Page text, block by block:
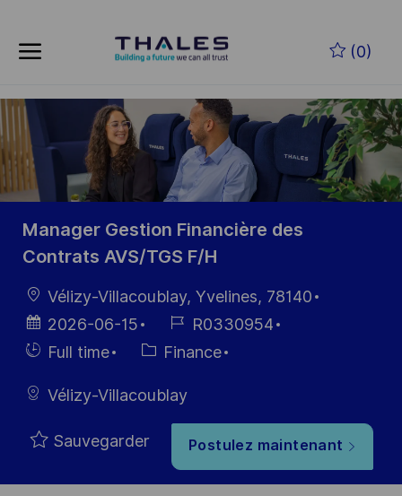
(0)
-
Manager Gestion Financière des
Contrats AVS/TGS F/H
localisation
Vélizy-Villacoublay, Yvelines, 78140
Date
d’affichage
2026-06-15
Référence
du poste
R0330954
HiringFull time Catégorie
Finance
Vélizy-Villacoublay
Sauvegarder Postulez maintenant